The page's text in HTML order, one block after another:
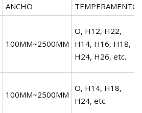
ANCHO
TEMPERAMENTO
100MM~2500MM
O, H12, H22,
H14, H16, H18,
H24, H26, etc.
100MM~2500MM
O, H14, H18,
H24, etc.